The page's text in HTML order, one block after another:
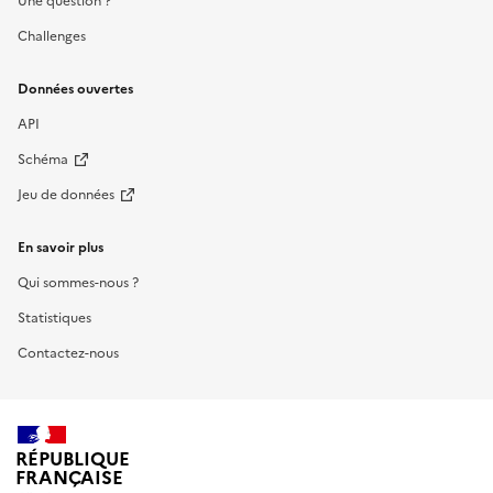
Challenges
Données ouvertes
API
Schéma
Jeu de données
En savoir plus
Qui sommes-nous ?
Statistiques
Contactez-nous
RÉPUBLIQUE
FRANÇAISE